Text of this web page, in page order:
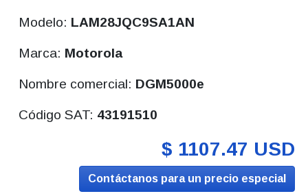
Modelo: LAM28JQC9SA1AN
Marca: Motorola
Nombre comercial: DGM5000e
Código SAT: 43191510
$ 1107.47 USD
Contáctanos para un precio especial